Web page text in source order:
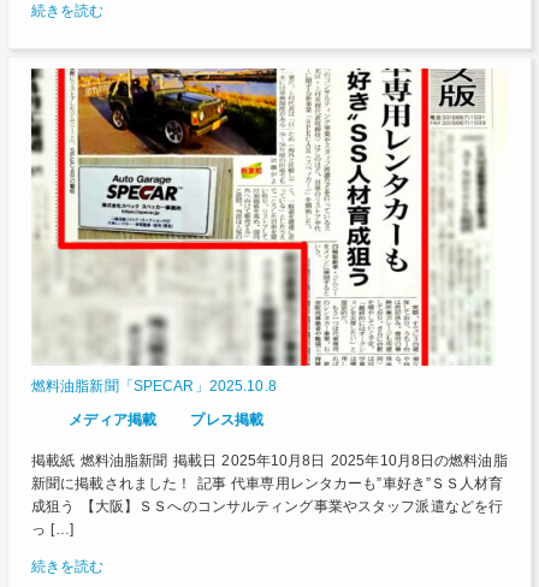
続きを読む
燃料油脂新聞「SPECAR」2025.10.8
メディア掲載
プレス掲載
掲載紙 燃料油脂新聞 掲載日 2025年10月8日 2025年10月8日の燃料油脂
新聞に掲載されました！ 記事 代車専用レンタカーも”車好き”ＳＳ人材育
成狙う 【大阪】ＳＳへのコンサルティング事業やスタッフ派遣などを行
っ […]
続きを読む